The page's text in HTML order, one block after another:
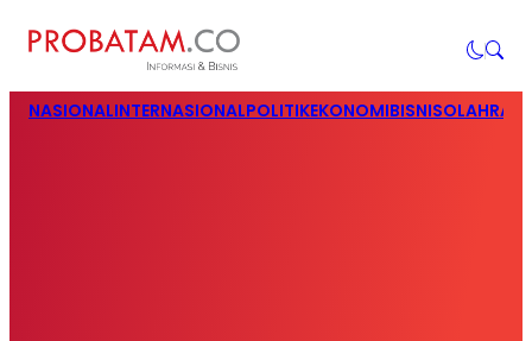
NASIONALINTERNASIONALPOLITIKEKONOMIBISNIS